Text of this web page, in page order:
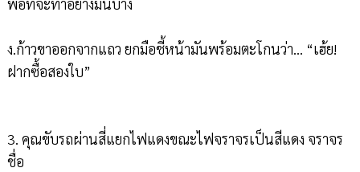
พอที่จะทำอย่างมันบ้าง
ง.ก้าวขาออกจากแถว ยกมือชี้หน้ามันพร้อมตะโกนว่า... “เฮ้ย!
ฝากซื้อสองใบ”
3. คุณขับรถผ่านสี่แยกไฟแดงขณะไฟจราจรเป็นสีแดง จราจร
ชื่อ